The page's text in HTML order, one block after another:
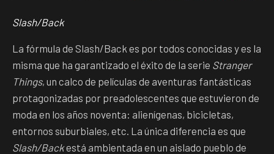
Slash/Back
La fórmula de Slash/Back es por todos conocidas y es la
misma que ha garantizado el éxito de la serie Stranger
Things, un calco de películas de aventuras fantásticas
protagonizadas por preadolescentes que estuvieron de
moda en los años noventa: alienígenas, bicicletas,
entornos suburbiales, etc. La única diferencia es que
Slash/Backestá ambientada en un aislado pueblo de